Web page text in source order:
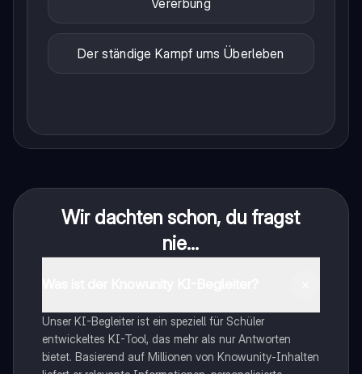
Der ständige Kampf ums Überleben
Wir dachten schon, du fragst
nie...
Unser KI-Begleiter ist ein speziell für Schüler
entwickeltes KI-Tool, das mehr als nur Antworten
bietet. Basierend auf Millionen von Knowunity-Inhalten